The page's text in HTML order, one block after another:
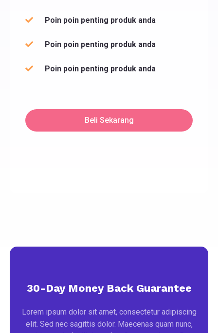
Poin poin penting produk anda
Poin poin penting produk anda
Poin poin penting produk anda
Beli Sekarang
30-Day Money Back Guarantee
Lorem ipsum dolor sit amet, consectetur adipiscing
elit. Sed nec sagittis dolor. Maecenas quam nunc,